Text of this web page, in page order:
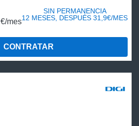
€/mes
SIN PERMANENCIA
12 MESES, DESPUÉS 31,9€/MES
CONTRATAR